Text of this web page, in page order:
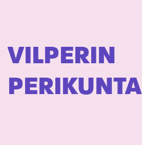
VILPERIN
PERIKUNTA